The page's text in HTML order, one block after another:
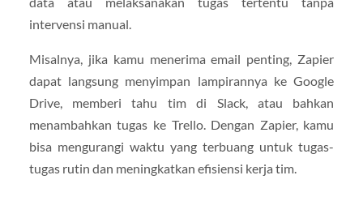
intervensi manual.
Misalnya, jika kamu menerima email penting, Zapier
dapat langsung menyimpan lampirannya ke Google
Drive, memberi tahu tim di Slack, atau bahkan
menambahkan tugas ke Trello. Dengan Zapier, kamu
bisa mengurangi waktu yang terbuang untuk tugas-
tugas rutin dan meningkatkan efisiensi kerja tim.